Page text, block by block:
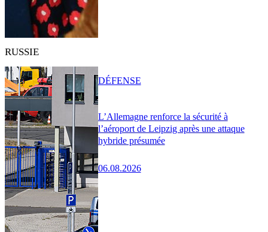
RUSSIE
L’Allemagne renforce la sécurité à
l’aéroport de Leipzig après une attaque
hybride présumée
06.08.2026
DÉFENSE